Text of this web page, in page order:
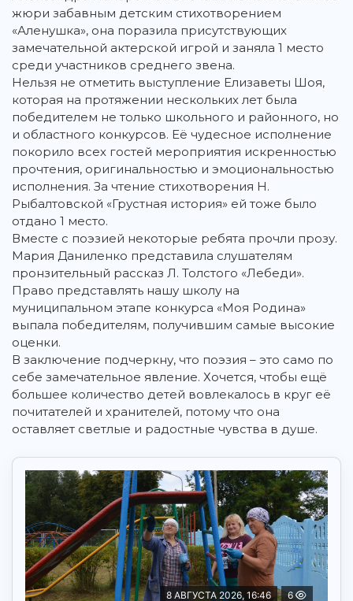
жюри забавным детским стихотворением
«Аленушка», она поразила присутствующих
замечательной актерской игрой и заняла 1 место
среди участников среднего звена.
Нельзя не отметить выступление Елизаветы Шоя,
которая на протяжении нескольких лет была
победителем не только школьного и районного, но
и областного конкурсов. Её чудесное исполнение
покорило всех гостей мероприятия искренностью
прочтения, оригинальностью и эмоциональностью
исполнения. За чтение стихотворения Н.
Рыбалтовской «Грустная история» ей тоже было
отдано 1 место.
Вместе с поэзией некоторые ребята прочли прозу.
Мария Даниленко представила слушателям
пронзительный рассказ Л. Толстого «Лебеди».
Право представлять нашу школу на
муниципальном этапе конкурса «Моя Родина»
выпала победителям, получившим самые высокие
оценки.
В заключение подчеркну, что поэзия – это само по
себе замечательное явление. Хочется, чтобы ещё
большее количество детей вовлекалось в круг её
почитателей и хранителей, потому что она
оставляет светлые и радостные чувства в душе.
8 АВГУСТА 2026, 16:46 6